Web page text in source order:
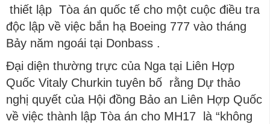
thiết lập Tòa án quốc tế cho một cuộc điều tra
độc lập về việc bắn hạ Boeing 777 vào tháng
Bảy năm ngoái tại Donbass .
Đại diện thường trực của Nga tại Liên Hợp
Quốc Vitaly Churkin tuyên bố rằng Dự thảo
nghị quyết của Hội đồng Bảo an Liên Hợp Quốc
về việc thành lập Tòa án cho MH17 là “không